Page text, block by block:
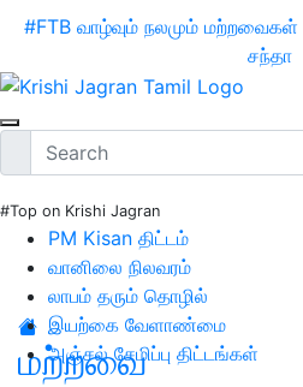
#FTB வாழ்வும் நலமும் மற்றவைகள்
சந்தா
#Top on Krishi Jagran
PM Kisan திட்டம்
வானிலை நிலவரம்
லாபம் தரும் தொழில்
இயற்கை வேளாண்மை
அஞ்சல் சேமிப்பு திட்டங்கள்
மற்றவை